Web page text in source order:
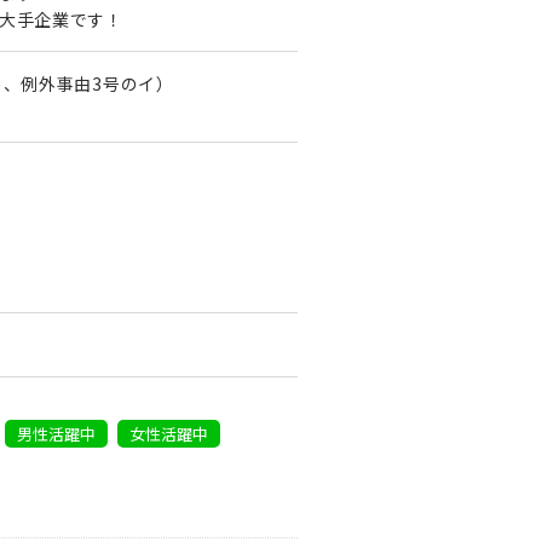
手企業です！
例外事由3号のイ）
男性活躍中 女性活躍中